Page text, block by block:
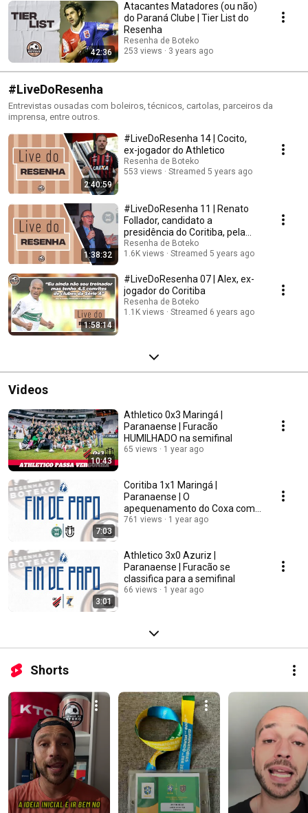
42:36
Atacantes Matadores (ou não)
do Paraná Clube | Tier List do
Resenha
Resenha de Boteko
253 views
3 years ago
#LiveDoResenha
Entrevistas ousadas com boleiros, técnicos, cartolas, parceiros da
imprensa, entre outros.
2:40:59
#LiveDoResenha 14 | Cocito,
ex-jogador do Athletico
Resenha de Boteko
553 views
Streamed 5 years ago
1:38:32
#LiveDoResenha 11 | Renato
Follador, candidato a
presidência do Coritiba, pela
chapa Coritiba Ideal
Resenha de Boteko
1.6K views
Streamed 5 years ago
1:58:14
#LiveDoResenha 07 | Alex, ex-
jogador do Coritiba
Resenha de Boteko
1.1K views
Streamed 6 years ago
Videos
10:43
Athletico 0x3 Maringá |
Paranaense | Furacão
HUMILHADO na semifinal
65 views 1 year ago
7:03
Coritiba 1x1 Maringá |
Paranaense | O
apequenamento do Coxa com
a SAF
761 views 1 year ago
3:01
Athletico 3x0 Azuriz |
Paranaense | Furacão se
classifica para a semifinal
66 views 1 year ago
Shorts